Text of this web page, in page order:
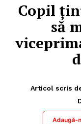
Copil
să
Articol scris
Adaugă-